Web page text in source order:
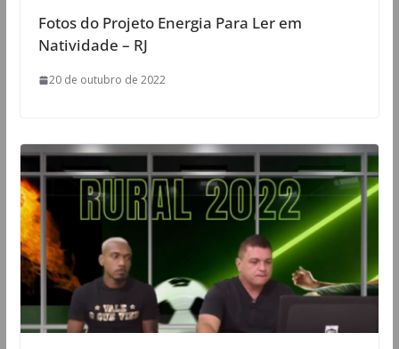
Fotos do Projeto Energia Para Ler em
Natividade – RJ
20 de outubro de 2022